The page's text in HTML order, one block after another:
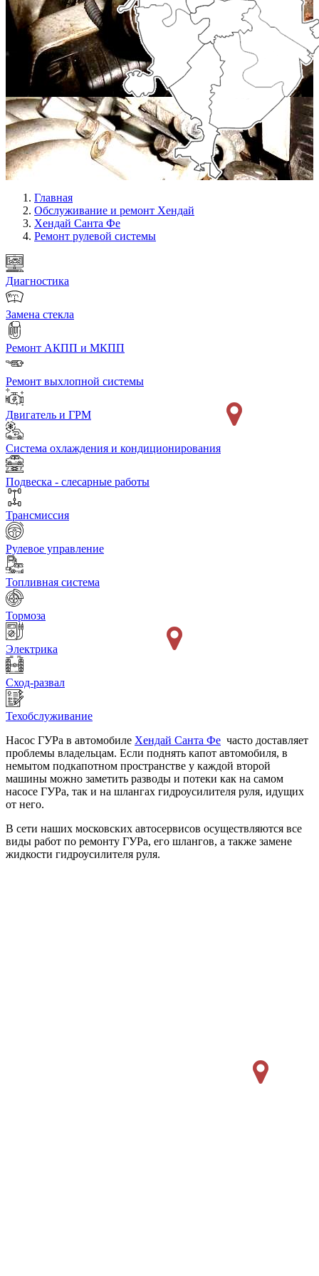
Главная
Обслуживание и ремонт Хендай
Хендай Санта Фе
Ремонт рулевой системы
Диагностика
Замена стекла
Ремонт АКПП и МКПП
Ремонт выхлопной системы
Двигатель и ГРМ
Система охлаждения и кондиционирования
Подвеска - слесарные работы
Трансмиссия
Рулевое управление
Топливная система
Тормоза
Электрика
Сход-развал
Техобслуживание
Насос ГУРа в автомобиле Хендай Санта Фе часто доставляет
проблемы владельцам. Если поднять капот автомобиля, в
немытом подкапотном пространстве у каждой второй
машины можно заметить разводы и потеки как на самом
насосе ГУРа, так и на шлангах гидроусилителя руля, идущих
от него.
В сети наших московских автосервисов осуществляются все
виды работ по ремонту ГУРа, его шлангов, а также замене
жидкости гидроусилителя руля.